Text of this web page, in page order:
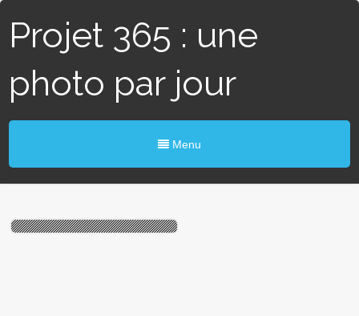
Projet 365 : une
photo par jour
Menu